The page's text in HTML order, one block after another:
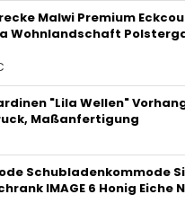
Malwi Premium
Wohnlandschaft
"Lila Wellen"
Maßanfertigung
Schubladenkommode
IMAGE 6 Honig Eiche